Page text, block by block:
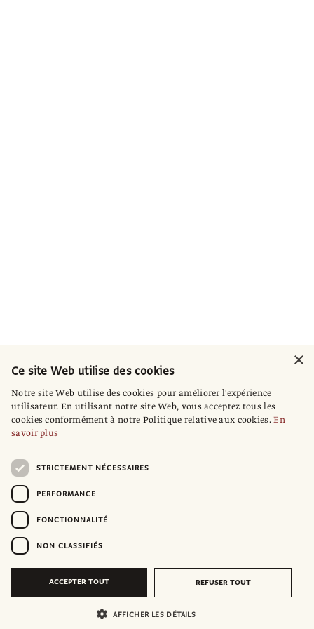
×
Ce site Web utilise des cookies
Notre site Web utilise des cookies pour améliorer l'expérience
utilisateur. En utilisant notre site Web, vous acceptez tous les
cookies conformément à notre Politique relative aux cookies.En
savoir plus
STRICTEMENT NÉCESSAIRES
PERFORMANCE
FONCTIONNALITÉ
NON CLASSIFIÉS
ACCEPTER TOUT REFUSER TOUT
AFFICHER LES DÉTAILS